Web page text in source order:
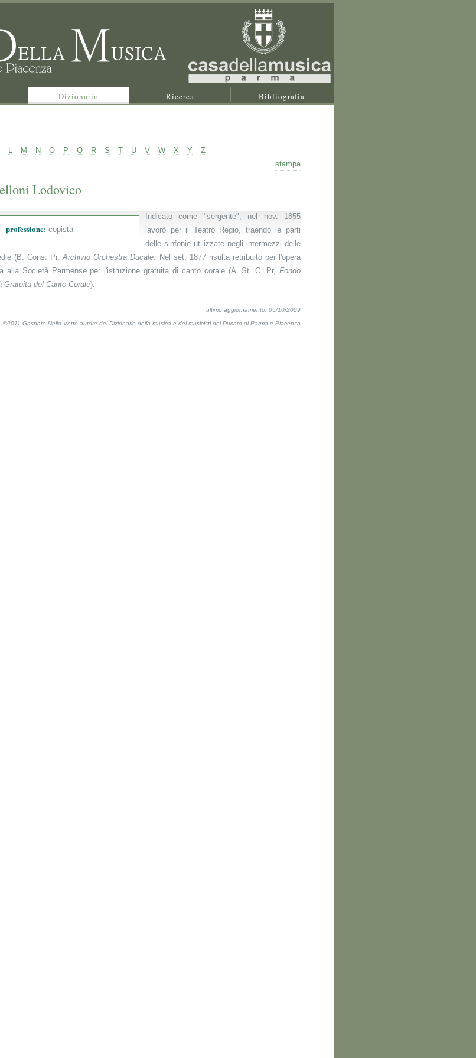
Dizionario Ricerca Bibliografia
L M N O P Q R S T U V W X Y
Z
stampa
Lodovico
professione: copista
Indicato come "sergente", nel nov. 1855
lavorò per il Teatro Regio, traendo le parti
delle sinfonie utilizzate negli intermezzi delle
(B. Cons. Pr, Archivio Orchestra Ducale. Nel set. 1877 risulta retribuito per l'opera
alla Società Parmense per l'istruzione gratuita di canto corale (A. St. C. Pr, Fondo
Gratuita del Canto Corale).
ultimo aggiornamento: 05/10/2009
©2011 Gaspare Nello Vetro autore del Dizionario della musica e dei musicisti del Ducato di Parma e Piacenza